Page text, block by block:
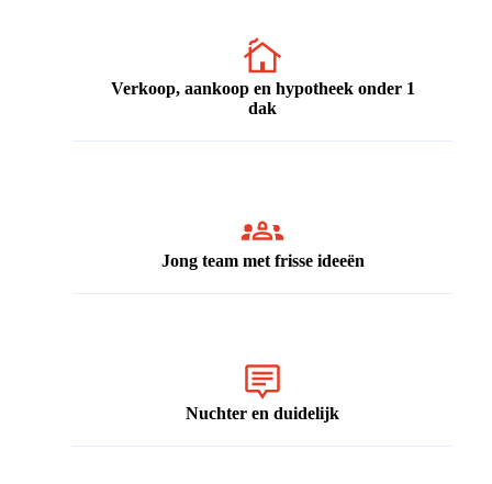
Verkoop, aankoop en hypotheek onder 1
dak
Jong team met frisse ideeën
Nuchter en duidelijk